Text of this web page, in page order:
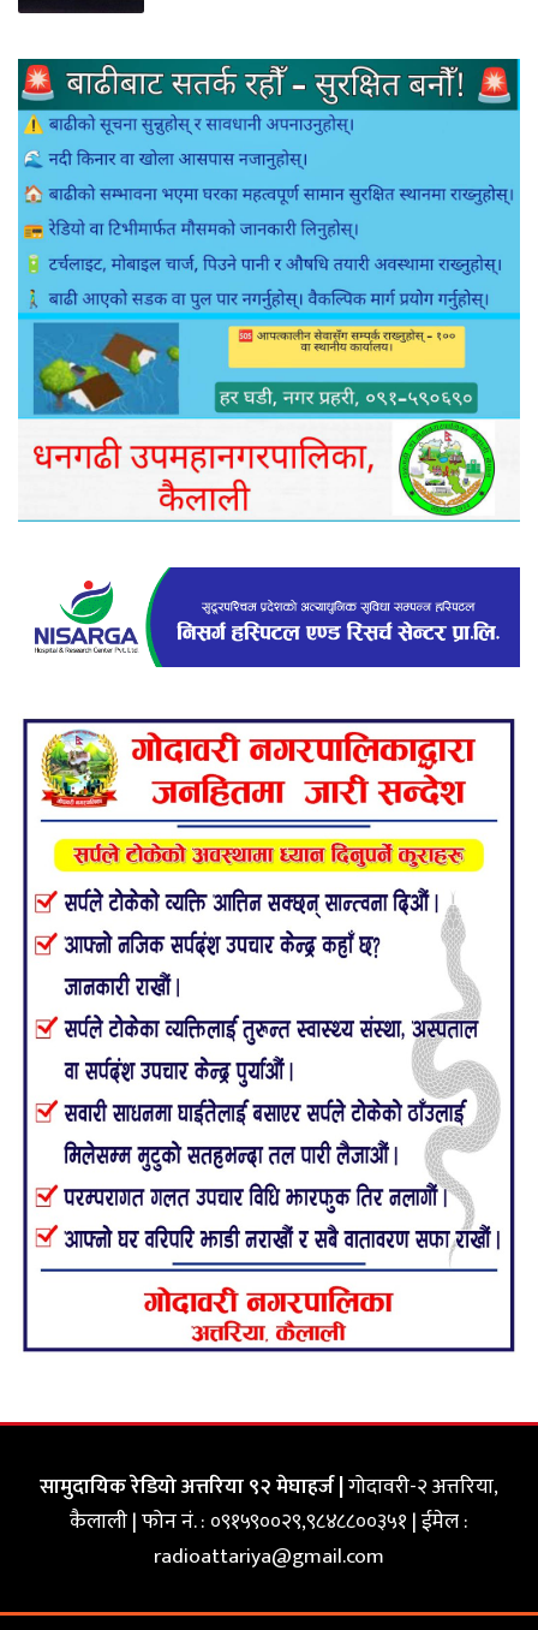
सामुदायिक रेडियो अत्तरिया ९२ मेघाहर्ज |गोदावरी-२ अत्तरिया,
कैलाली | फोन नं. : ०९१५९००२९,९८४८८००३५१ | ईमेल :
radioattariya@gmail.com